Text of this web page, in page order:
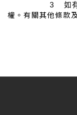
3 如
權。有關其他條款